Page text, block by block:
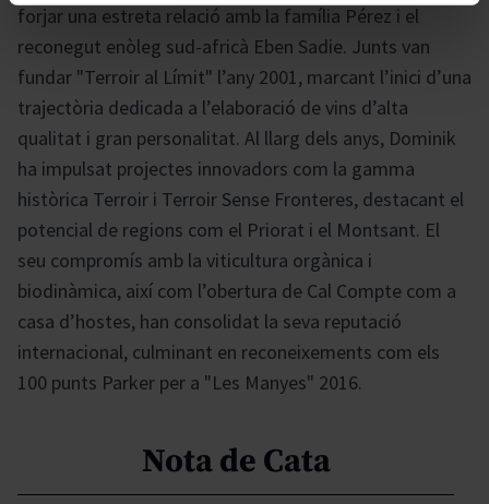
forjar una estreta relació amb la família Pérez i el
reconegut enòleg sud-africà Eben Sadie. Junts van
fundar "Terroir al Límit" l’any 2001, marcant l’inici d’una
trajectòria dedicada a l’elaboració de vins d’alta
qualitat i gran personalitat. Al llarg dels anys, Dominik
ha impulsat projectes innovadors com la gamma
històrica Terroir i Terroir Sense Fronteres, destacant el
potencial de regions com el Priorat i el Montsant. El
seu compromís amb la viticultura orgànica i
biodinàmica, així com l’obertura de Cal Compte com a
casa d’hostes, han consolidat la seva reputació
internacional, culminant en reconeixements com els
100 punts Parker per a "Les Manyes" 2016.
Nota de Cata